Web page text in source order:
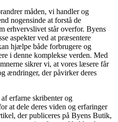
måden, vi handler og
nogensinde at forstå de
erhvervslivet står overfor. Byens
aspekter ved at præsentere
hjælpe både forbrugere og
i denne komplekse verden. Med
sikrer vi, at vores læsere får
ændringer, der påvirker deres
erfarne skribenter og
at dele deres viden og erfaringer
der publiceres på Byens Butik,